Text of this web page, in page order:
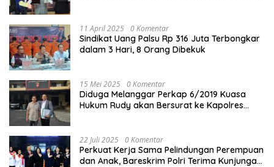
11 April 2025 0 Komentar
Sindikat Uang Palsu Rp 316 Juta Terbongkar
dalam 3 Hari, 8 Orang Dibekuk
15 Mei 2025 0 Komentar
Diduga Melanggar Perkap 6/2019 Kuasa
Hukum Rudy akan Bersurat ke Kapolres
22 Juli 2025 0 Komentar
Perkuat Kerja Sama Pelindungan Perempuan
dan Anak, Bareskrim Polri Terima Kunjungan